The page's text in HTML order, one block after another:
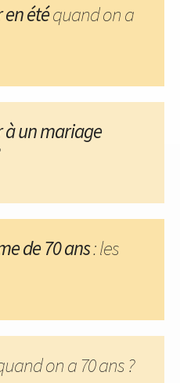
étéquand on a
un mariage
de 70 ans: les
on a 70 ans ?